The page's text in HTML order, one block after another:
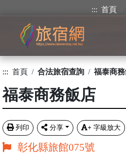
::: 首頁
::: 首頁 合法旅宿查詢 福泰商
福泰商務飯店
列印 分享 + 字級放大
彰化縣旅館075號